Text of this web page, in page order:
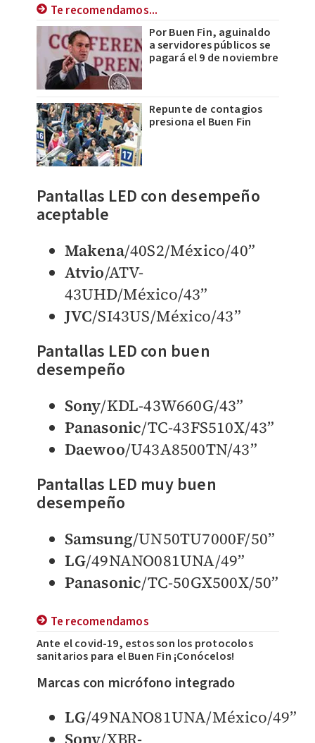
Te recomendamos...
Por Buen Fin, aguinaldo
a servidores públicos se
pagará el 9 de noviembre
Repunte de contagios
presiona el Buen Fin
Pantallas LED con desempeño
aceptable
Makena/40S2/México/40”
Atvio/ATV-
43UHD/México/43”
JVC/SI43US/México/43”
Pantallas LED con buen
desempeño
Sony/KDL-43W660G/43”
Panasonic/TC-43FS510X/43”
Daewoo/U43A8500TN/43”
Pantallas LED muy buen
desempeño
Samsung/UN50TU7000F/50”
LG/49NANO081UNA/49”
Panasonic/TC-50GX500X/50”
Te recomendamos
Ante el covid-19, estos son los protocolos
sanitarios para el Buen Fin ¡Conócelos!
Marcas con micrófono integrado
LG/49NANO81UNA/México/49”